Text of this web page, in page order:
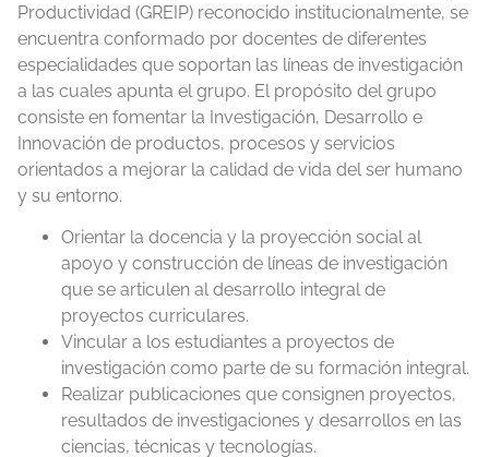
Productividad (GREIP) reconocido institucionalmente, se
encuentra conformado por docentes de diferentes
especialidades que soportan las líneas de investigación
a las cuales apunta el grupo. El propósito del grupo
consiste en fomentar la Investigación, Desarrollo e
Innovación de productos, procesos y servicios
orientados a mejorar la calidad de vida del ser humano
y su entorno.
Orientar la docencia y la proyección social al
apoyo y construcción de líneas de investigación
que se articulen al desarrollo integral de
proyectos curriculares.
Vincular a los estudiantes a proyectos de
investigación como parte de su formación integral.
Realizar publicaciones que consignen proyectos,
resultados de investigaciones y desarrollos en las
ciencias, técnicas y tecnologías.